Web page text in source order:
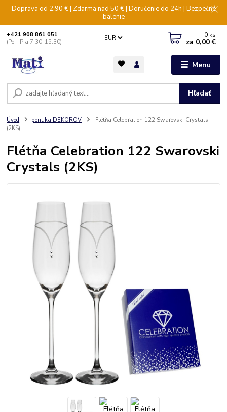
Doprava od 2,90 € | Zdarma nad 50 € | Doručenie do 24h | Bezpečné
balenie
Menu
EUR
Hľadať
+421 908 861 051
(Po - Pia 7:30-15:30)
0 ks
za 0,00 €
Úvod ponuka DEKOROV
Flétňa Celebration 122 Swarovski Crystals
(2KS)
Flétňa Celebration 122 Swarovski
Crystals (2KS)